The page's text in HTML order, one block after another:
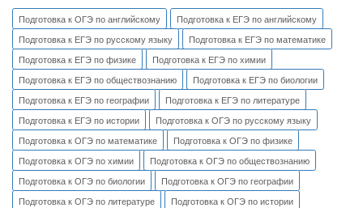
Подготовка к ОГЭ по английскому
Подготовка к ЕГЭ по английскому
Подготовка к ЕГЭ по русскому языку
Подготовка к ЕГЭ по математике
Подготовка к ЕГЭ по физике
Подготовка к ЕГЭ по химии
Подготовка к ЕГЭ по обществознанию
Подготовка к ЕГЭ по биологии
Подготовка к ЕГЭ по географии
Подготовка к ЕГЭ по литературе
Подготовка к ЕГЭ по истории
Подготовка к ОГЭ по русскому языку
Подготовка к ОГЭ по математике
Подготовка к ОГЭ по физике
Подготовка к ОГЭ по химии
Подготовка к ОГЭ по обществознанию
Подготовка к ОГЭ по биологии
Подготовка к ОГЭ по географии
Подготовка к ОГЭ по литературе
Подготовка к ОГЭ по истории